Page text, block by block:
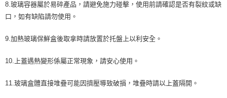
8.玻璃容器屬於易碎產品，請避免施力碰擊，使用前請確認是否有裂紋或缺
口，如有缺陷請勿使用。
9.加熱玻璃保鮮盒後取拿時請放置於托盤上以利安全。
10.上蓋遇熱變形係屬正常現象，請安心使用。
11.玻璃盒體直接堆疊可能因擠壓導致破損，堆疊時請以上蓋隔開。